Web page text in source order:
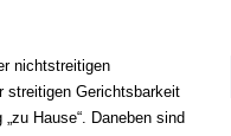
nichtstreitigen
streitigen Gerichtsbarkeit
Hause“. Daneben sind